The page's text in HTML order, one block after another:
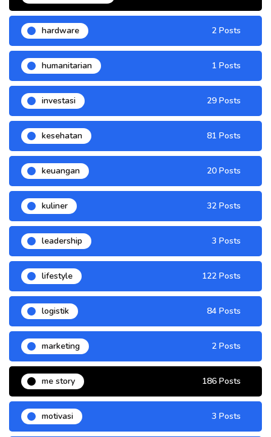
hardware 2 Posts
humanitarian 1 Posts
investasi 29 Posts
kesehatan 81 Posts
keuangan 20 Posts
kuliner 32 Posts
leadership 3 Posts
lifestyle 122 Posts
logistik 84 Posts
marketing 2 Posts
me story 186 Posts
motivasi 3 Posts